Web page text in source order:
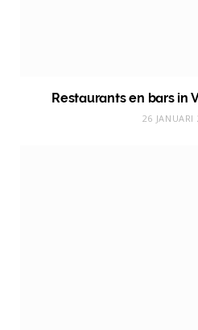
Restaurants en bars in
26 JANUARI